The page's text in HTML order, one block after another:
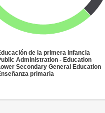
de la primera infancia
Administration - Education
Secondary General Education
primaria